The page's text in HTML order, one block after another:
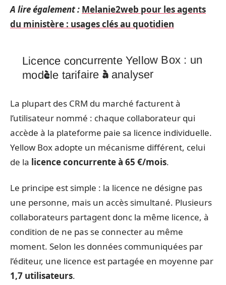
A lire également : Melanie2web pour les agents
du ministère : usages clés au quotidien
Licence concurrente Yellow Box : un
modèle tarifaire à analyser
La plupart des CRM du marché facturent à
l’utilisateur nommé : chaque collaborateur qui
accède à la plateforme paie sa licence individuelle.
Yellow Box adopte un mécanisme différent, celui
de la licence concurrente à 65 €/mois.
Le principe est simple : la licence ne désigne pas
une personne, mais un accès simultané. Plusieurs
collaborateurs partagent donc la même licence, à
condition de ne pas se connecter au même
moment. Selon les données communiquées par
l’éditeur, une licence est partagée en moyenne par
1,7 utilisateurs.